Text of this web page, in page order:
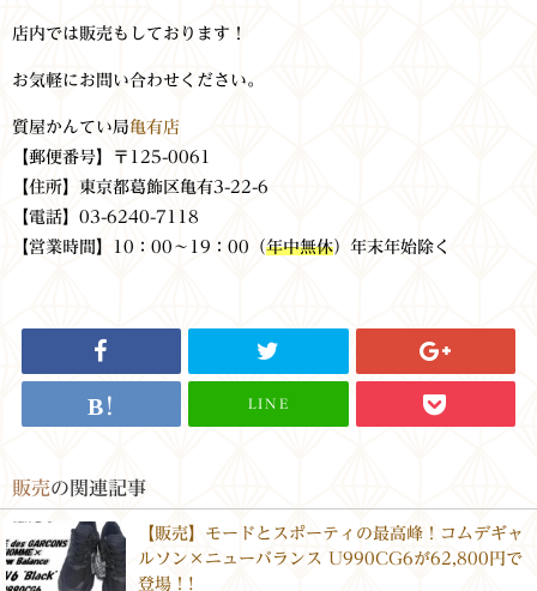
店内では販売もしております！
お気軽にお問い合わせください。
質屋かんてい局亀有店
【郵便番号】〒125-0061
【住所】東京都葛飾区亀有3-22-6
【電話】03-6240-7118
【営業時間】10：00～19：00 （年中無休）年末年始除く
LINE
販売の関連記事
【販売】モードとスポーティの最高峰！コムデギャ
ルソン×ニューバランス U990CG6が62,800円で
登場！!